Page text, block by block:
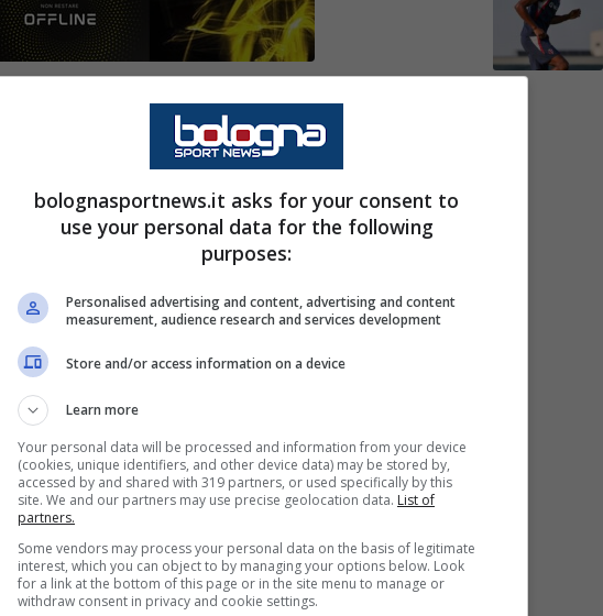
in vista della stracittadina di domani sera,
laFiorentinaha cambiato in maniera
di Luciano Spalletti, non più padrona del
si apprestano ad affrontare la
alle 20.45. A poche ore dalla sfida è però
sta succedendo
delTorinodi vietare l’ingresso con colori e
Una scelta che ha provocato la dura
un comunicato ufficiale per difendere il diritto
propria squadra del cuore.
bolognasportnews.it asks for your consent to
use your personal data for the following
purposes:
Personalised advertising and content, advertising and content
measurement, audience research and services development
Store and/or access information on a device
Learn more
Your personal data will be processed and information from your device
(cookies, unique identifiers, and other device data) may be stored by,
accessed by and shared with 319 partners, or used specifically by this
site. We and our partners may use precise geolocation data. List of
partners.
Some vendors may process your personal data on the basis of legitimate
interest, which you can object to by managing your options below. Look
for a link at the bottom of this page or in the site menu to manage or
withdraw consent in privacy and cookie settings.